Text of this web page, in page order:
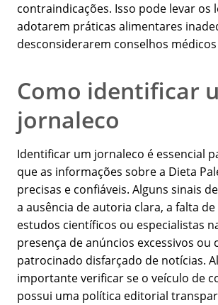
contraindicações. Isso pode levar os
adotarem práticas alimentares
desconsiderarem conselhos
Como identificar
jornaleco
Identificar um jornaleco é essencial
que as informações sobre a Dieta
precisas e confiáveis. Alguns sinais
a ausência de autoria clara, a falta
estudos científicos ou especialistas
presença de anúncios excessivos ou
patrocinado disfarçado de notícias.
importante verificar se o veículo de
possui uma política editorial